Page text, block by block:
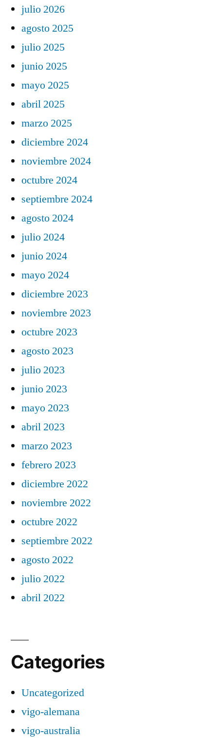
julio 2026
agosto 2025
julio 2025
junio 2025
mayo 2025
abril 2025
marzo 2025
diciembre 2024
noviembre 2024
octubre 2024
septiembre 2024
agosto 2024
julio 2024
junio 2024
mayo 2024
diciembre 2023
noviembre 2023
octubre 2023
agosto 2023
julio 2023
junio 2023
mayo 2023
abril 2023
marzo 2023
febrero 2023
diciembre 2022
noviembre 2022
octubre 2022
septiembre 2022
agosto 2022
julio 2022
abril 2022
Categories
Uncategorized
vigo-alemana
vigo-australia